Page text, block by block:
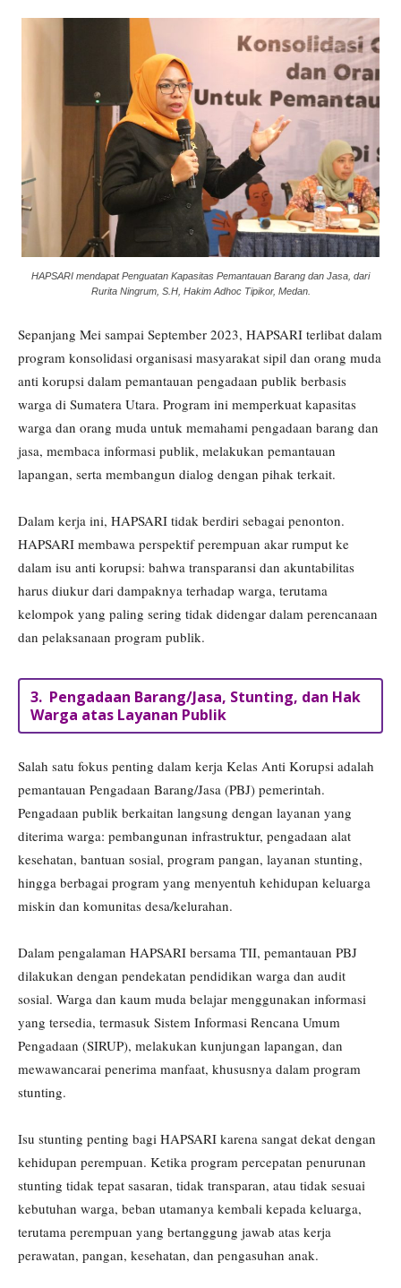
HAPSARI mendapat Penguatan Kapasitas Pemantauan Barang dan Jasa, dari
Rurita Ningrum, S.H, Hakim Adhoc Tipikor, Medan.
Sepanjang Mei sampai September 2023, HAPSARI terlibat dalam
program konsolidasi organisasi masyarakat sipil dan orang muda
anti korupsi dalam pemantauan pengadaan publik berbasis
warga di Sumatera Utara. Program ini memperkuat kapasitas
warga dan orang muda untuk memahami pengadaan barang dan
jasa, membaca informasi publik, melakukan pemantauan
lapangan, serta membangun dialog dengan pihak terkait.
Dalam kerja ini, HAPSARI tidak berdiri sebagai penonton.
HAPSARI membawa perspektif perempuan akar rumput ke
dalam isu anti korupsi: bahwa transparansi dan akuntabilitas
harus diukur dari dampaknya terhadap warga, terutama
kelompok yang paling sering tidak didengar dalam perencanaan
dan pelaksanaan program publik.
3. Pengadaan Barang/Jasa, Stunting, dan Hak
Warga atas Layanan Publik
Salah satu fokus penting dalam kerja Kelas Anti Korupsi adalah
pemantauan Pengadaan Barang/Jasa (PBJ) pemerintah.
Pengadaan publik berkaitan langsung dengan layanan yang
diterima warga: pembangunan infrastruktur, pengadaan alat
kesehatan, bantuan sosial, program pangan, layanan stunting,
hingga berbagai program yang menyentuh kehidupan keluarga
miskin dan komunitas desa/kelurahan.
Dalam pengalaman HAPSARI bersama TII, pemantauan PBJ
dilakukan dengan pendekatan pendidikan warga dan audit
sosial. Warga dan kaum muda belajar menggunakan informasi
yang tersedia, termasuk Sistem Informasi Rencana Umum
Pengadaan (SIRUP), melakukan kunjungan lapangan, dan
mewawancarai penerima manfaat, khususnya dalam program
stunting.
Isu stunting penting bagi HAPSARI karena sangat dekat dengan
kehidupan perempuan. Ketika program percepatan penurunan
stunting tidak tepat sasaran, tidak transparan, atau tidak sesuai
kebutuhan warga, beban utamanya kembali kepada keluarga,
terutama perempuan yang bertanggung jawab atas kerja
perawatan, pangan, kesehatan, dan pengasuhan anak.